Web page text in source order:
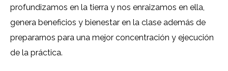
profundizamos en la tierra y nos enraizamos en ella,
genera beneficios y bienestar en la clase además de
prepararnos para una mejor concentración y ejecución
de la práctica.